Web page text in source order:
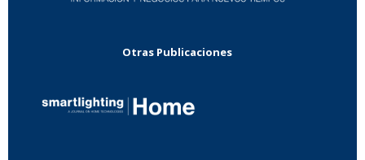
Otras Publicaciones